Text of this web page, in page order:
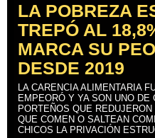
LA POBREZA
TREPÓ AL
MARCA SU
DESDE 2019
LA CARENCIA ALIMENTARIA
EMPEORÓ Y YA SON UNO DE
PORTEÑOS QUE
QUE COMEN O SALTEAN
CHICOS LA PRIVACIÓN